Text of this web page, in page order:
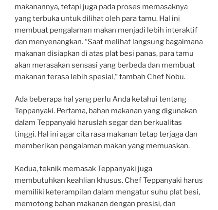
makanannya, tetapi juga pada proses memasaknya
yang terbuka untuk dilihat oleh para tamu. Hal ini
membuat pengalaman makan menjadi lebih interaktif
dan menyenangkan. “Saat melihat langsung bagaimana
makanan disiapkan di atas plat besi panas, para tamu
akan merasakan sensasi yang berbeda dan membuat
makanan terasa lebih spesial,” tambah Chef Nobu.
Ada beberapa hal yang perlu Anda ketahui tentang
Teppanyaki. Pertama, bahan makanan yang digunakan
dalam Teppanyaki haruslah segar dan berkualitas
tinggi. Hal ini agar cita rasa makanan tetap terjaga dan
memberikan pengalaman makan yang memuaskan.
Kedua, teknik memasak Teppanyaki juga
membutuhkan keahlian khusus. Chef Teppanyaki harus
memiliki keterampilan dalam mengatur suhu plat besi,
memotong bahan makanan dengan presisi, dan